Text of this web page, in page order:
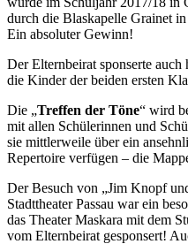
durch die Blaskapelle Grainet
Ein absoluter Gewinn!
Der Elternbeirat sponserte auch
die Kinder der beiden ersten
Die „Treffen der Töne“ wird
mit allen Schülerinnen und
sie mittlerweile über ein
Repertoire verfügen – die
Der Besuch von „Jim Knopf
Stadttheater Passau war ein
das Theater Maskara mit dem
vom Elternbeirat gesponsert!